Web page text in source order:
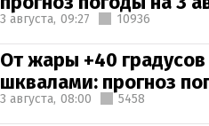
3 августа, 09:27 10936
От жары +40
шквалами: прогноз
3 августа, 08:00 5458